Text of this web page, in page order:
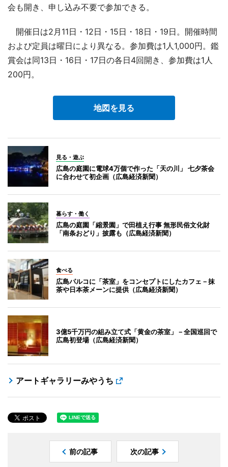
会も開き、申し込み不要で参加できる。
開催日は2月11日・12日・15日・18日・19日。開催時間
および定員は曜日により異なる。参加費は1人1,000円。鑑
賞会は同13日・16日・17日の各日4回開き、参加費は1人
200円。
地図を見る
見る・遊ぶ
広島の庭園に電球4万個で作った「天の川」 七夕茶会
に合わせて初企画（広島経済新聞）
暮らす・働く
広島の庭園「縮景園」で田植え行事 無形民俗文化財
「南条おどり」披露も（広島経済新聞）
食べる
広島パルコに「茶室」をコンセプトにしたカフェ－抹
茶や日本茶メーンに提供（広島経済新聞）
3億5千万円の組み立て式「黄金の茶室」－全国巡回で
広島初登場（広島経済新聞）
アートギャラリーみやうち
前の記事 次の記事